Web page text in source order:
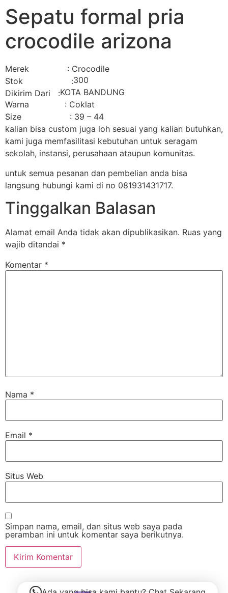
Sepatu formal pria
crocodile arizona
Merek : Crocodile
Stok :300
Dikirim Dari :KOTA BANDUNG
Warna : Coklat
Size : 39 – 44
kalian bisa custom juga loh sesuai yang kalian butuhkan,
kami juga memfasilitasi kebutuhan untuk seragam
sekolah, instansi, perusahaan ataupun komunitas.
untuk semua pesanan dan pembelian anda bisa
langsung hubungi kami di no 081931431717.
Tinggalkan Balasan
Alamat email Anda tidak akan dipublikasikan. Ruas yang
wajib ditandai *
Komentar *
Nama *
Email *
Situs Web
Simpan nama, email, dan situs web saya pada
peramban ini untuk komentar saya berikutnya.